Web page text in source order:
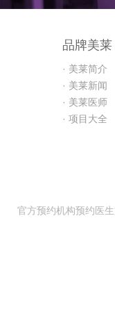
品牌美莱
· 美莱简介
· 美莱新闻
· 美莱医师
· 项目大全
官方预约机构预约医